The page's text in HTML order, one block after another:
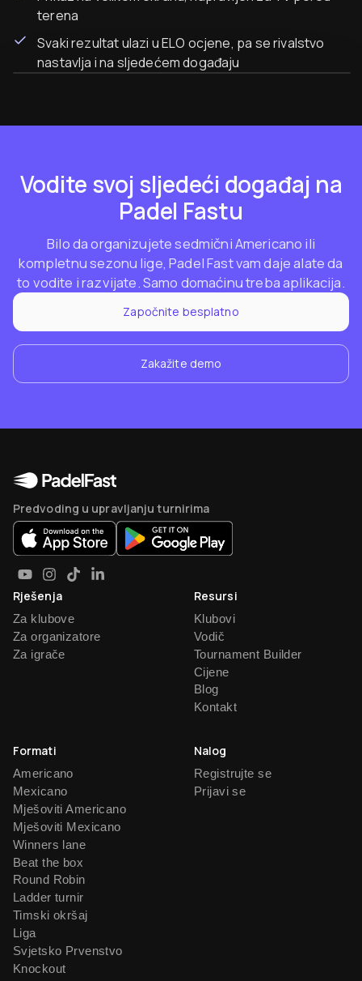
terena
Svaki rezultat ulazi u ELO ocjene, pa se rivalstvo
nastavlja i na sljedećem događaju
UŽIVO
Veliki ekran uz teren · runde i rang-lista uživo
Vodite svoj sljedeći događaj na
Padel Fastu
Bilo da organizujete sedmični Americano ili
kompletnu sezonu lige, Padel Fast vam daje alate da
to vodite i razvijate. Samo domaćinu treba aplikacija.
Započnite besplatno
Zakažite demo
Predvoding u upravljanju turnirima
Rješenja
Za klubove
Za organizatore
Za igrače
Resursi
Klubovi
Vodič
Tournament Builder
Cijene
Blog
Kontakt
Formati
Americano
Mexicano
Mješoviti Americano
Mješoviti Mexicano
Winners lane
Beat the box
Round Robin
Ladder turnir
Timski okršaj
Liga
Svjetsko Prvenstvo
Knockout
Nalog
Registrujte se
Prijavi se